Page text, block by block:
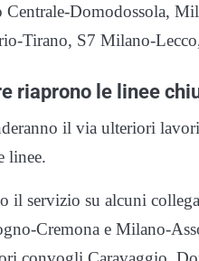
Domodossola,
Tirano, S7 Milano-
riaprono le linee
il via ulteriori
linee.
il servizio su alcuni
Cremona e Milano-